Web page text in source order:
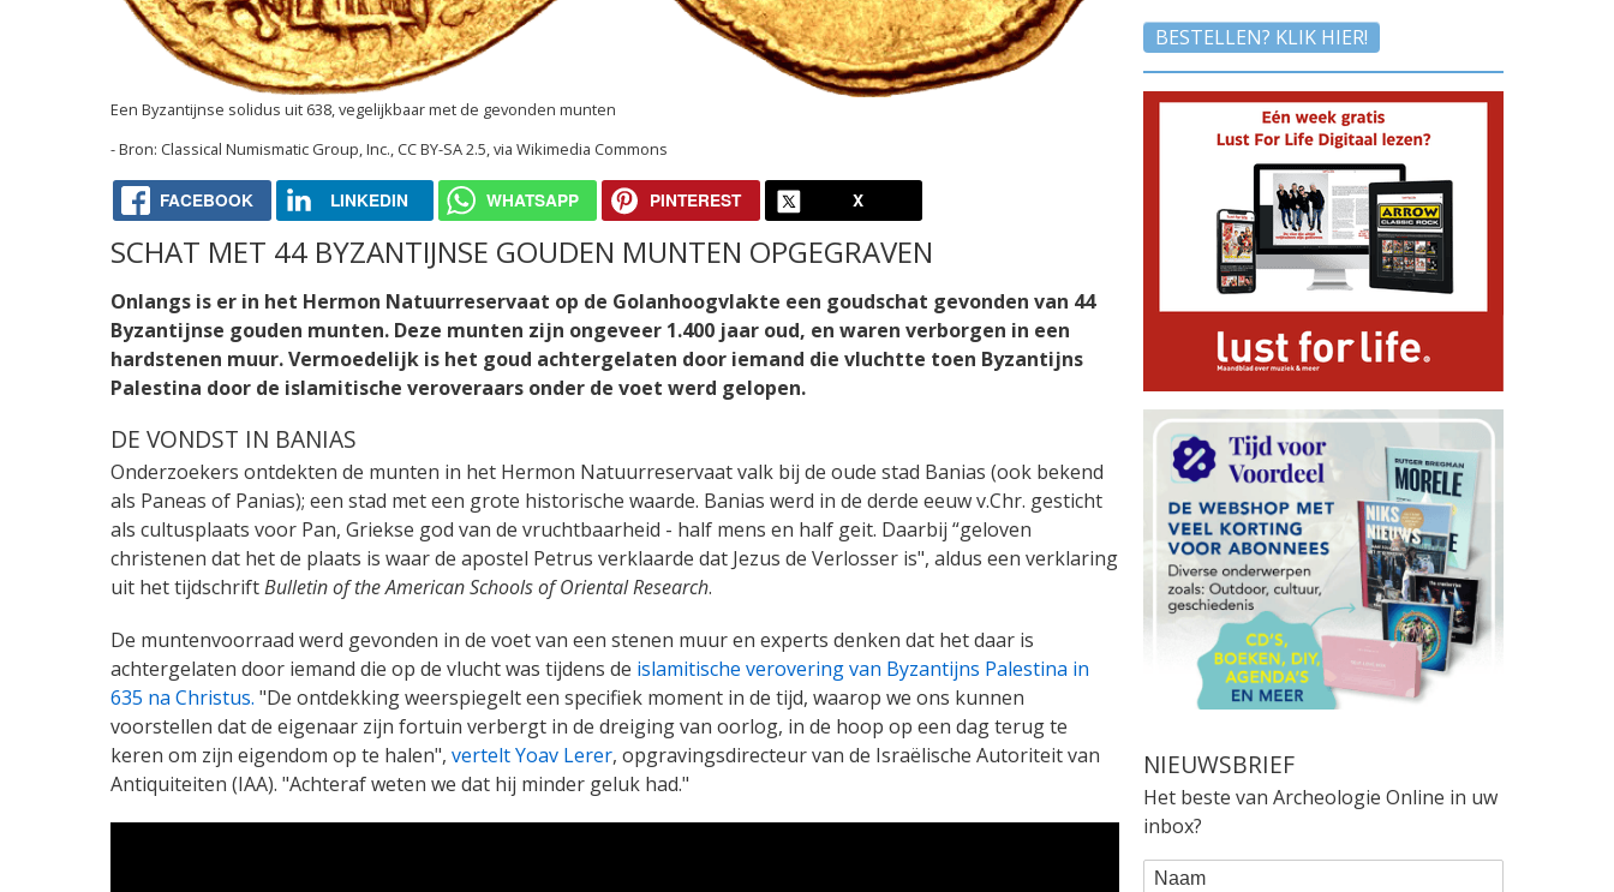
Een Byzantijnse solidus uit 638, vegelijkbaar met de gevonden munten
Classical Numismatic Group, Inc., CC BY-SA 2.5, via Wikimedia Commons
FACEBOOK LINKEDIN WHATSAPP PINTEREST X
SCHAT MET 44 BYZANTIJNSE GOUDEN MUNTEN OPGEGRAVEN
Onlangs is er in het Hermon Natuurreservaat op de Golanhoogvlakte een goudschat gevonden van 44
Byzantijnse gouden munten. Deze munten zijn ongeveer 1.400 jaar oud, en waren verborgen in een
hardstenen muur. Vermoedelijk is het goud achtergelaten door iemand die vluchtte toen Byzantijns
Palestina door de islamitische veroveraars onder de voet werd gelopen.
DE VONDST IN BANIAS
Onderzoekers ontdekten de munten in het Hermon Natuurreservaat valk bij de oude stad Banias (ook bekend
als Paneas of Panias); een stad met een grote historische waarde. Banias werd in de derde eeuw v.Chr. gesticht
als cultusplaats voor Pan, Griekse god van de vruchtbaarheid - half mens en half geit. Daarbij “geloven
christenen dat het de plaats is waar de apostel Petrus verklaarde dat Jezus de Verlosser is", aldus een verklaring
uit het tijdschriftBulletin of the American Schools of Oriental Research.
De muntenvoorraad werd gevonden in de voet van een stenen muur en experts denken dat het daar is
achtergelaten door iemand die op de vlucht was tijdens de islamitische verovering van Byzantijns Palestina in
635 na Christus. "De ontdekking weerspiegelt een specifiek moment in de tijd, waarop we ons kunnen
voorstellen dat de eigenaar zijn fortuin verbergt in de dreiging van oorlog, in de hoop op een dag terug te
keren om zijn eigendom op te halen", vertelt Yoav Lerer, opgravingsdirecteur van de Israëlische Autoriteit van
Antiquiteiten (IAA). "Achteraf weten we dat hij minder geluk had."
BESTELLEN? KLIK HIER!
NIEUWSBRIEF
Het beste van Archeologie Online in uw
inbox?
WEBFORM
Naam